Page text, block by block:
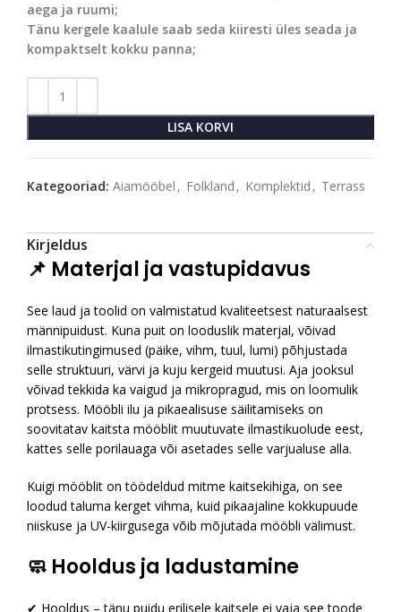
aega ja ruumi;
Tänu kergele kaalule saab seda kiiresti üles seada ja
kompaktselt kokku panna;
LISA KORVI
Kategooriad: Aiamööbel , Folkland , Komplektid , Terrass
Kirjeldus
📌 Materjal ja vastupidavus
See laud ja toolid on valmistatud kvaliteetsest naturaalsest
männipuidust. Kuna puit on looduslik materjal, võivad
ilmastikutingimused (päike, vihm, tuul, lumi) põhjustada
selle struktuuri, värvi ja kuju kergeid muutusi. Aja jooksul
võivad tekkida ka vaigud ja mikropragud, mis on loomulik
protsess. Mööbli ilu ja pikaealisuse säilitamiseks on
soovitatav kaitsta mööblit muutuvate ilmastikuolude eest,
kattes selle porilauaga või asetades selle varjualuse alla.
Kuigi mööblit on töödeldud mitme kaitsekihiga, on see
loodud taluma kerget vihma, kuid pikaajaline kokkupuude
niiskuse ja UV-kiirgusega võib mõjutada mööbli välimust.
🧼 Hooldus ja ladustamine
✔ Hooldus – tänu puidu erilisele kaitsele ei vaja see toode